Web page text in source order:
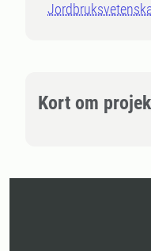
Kort om